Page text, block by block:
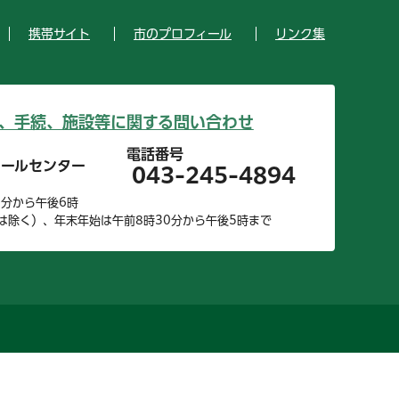
携帯サイト 市のプロフィール リンク集
手続、施設等に関する問い合わせ
ルセンター
電話番号
043-245-4894
から午後6時
除く）、年末年始は午前8時30分から午後5時まで